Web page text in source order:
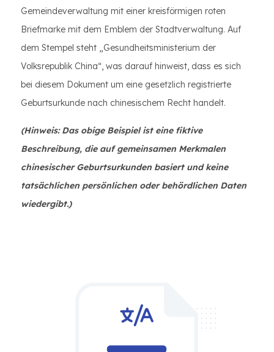
Gemeindeverwaltung mit einer kreisförmigen roten
Briefmarke mit dem Emblem der Stadtverwaltung. Auf
dem Stempel steht „Gesundheitsministerium der
Volksrepublik China“, was darauf hinweist, dass es sich
bei diesem Dokument um eine gesetzlich registrierte
Geburtsurkunde nach chinesischem Recht handelt.
(Hinweis: Das obige Beispiel ist eine fiktive
Beschreibung, die auf gemeinsamen Merkmalen
chinesischer Geburtsurkunden basiert und keine
tatsächlichen persönlichen oder behördlichen Daten
wiedergibt.)